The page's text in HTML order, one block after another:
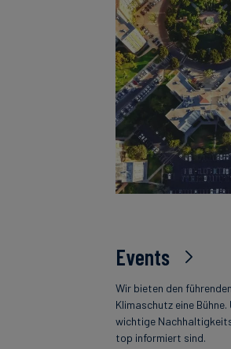
Events
Wir bieten den
Klimaschutz eine
wichtige
top informiert sind.